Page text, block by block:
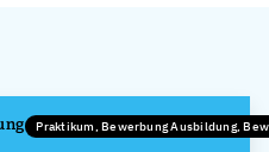
Praktikum, Bewerbung Ausbildung,